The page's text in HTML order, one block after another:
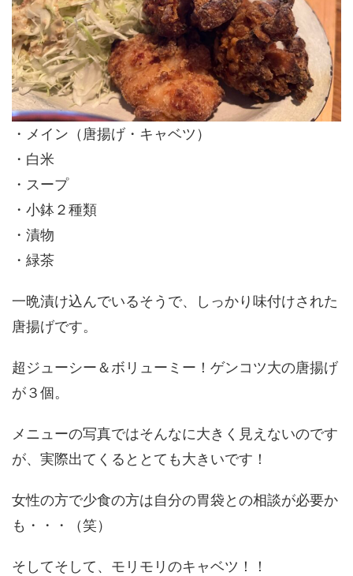
・メイン（唐揚げ・キャベツ）
・白米
・スープ
・小鉢２種類
・漬物
・緑茶
一晩漬け込んでいるそうで、しっかり味付けされた
唐揚げです。
超ジューシー＆ボリューミー！ゲンコツ大の唐揚げ
が３個。
メニューの写真ではそんなに大きく見えないのです
が、実際出てくるととても大きいです！
女性の方で少食の方は自分の胃袋との相談が必要か
も・・・（笑）
そしてそして、モリモリのキャベツ！！